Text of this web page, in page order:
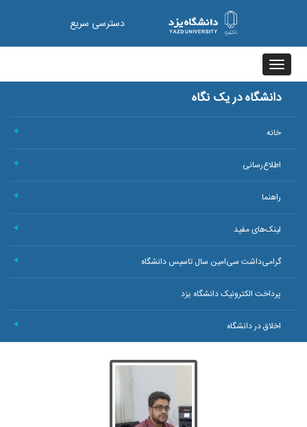
دسترسی سریع
Toggle
navigation
دانشگاه در یک نگاه
خانه
اطلاع‌رسانی
راهنما
لینک‌های مفید
گرامی‌داشت سی‌امین سال تاسیس دانشگاه
پرداخت الکترونیک دانشگاه یزد
اخلاق در دانشگاه